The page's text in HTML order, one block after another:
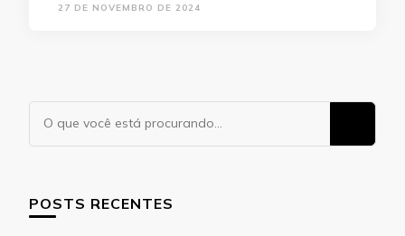
27 DE NOVEMBRO DE 2024
Procurando
algo?
POSTS RECENTES